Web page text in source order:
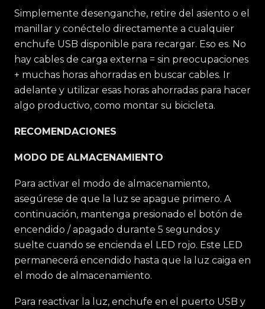
Simplemente desenganche, retire del asiento o el
manillar y conéctelo directamente a cualquier
enchufe USB disponible para recargar. Eso es. No
hay cables de carga externa = sin preocupaciones
+ muchas horas ahorradas en buscar cables. Ir
adelante y utilizar esas horas ahorradas para hacer
algo productivo, como montar su bicicleta.
RECOMENDACIONES
MODO DE ALMACENAMIENTO
Para activar el modo de almacenamiento,
asegúrese de que la luz se apague primero. A
continuación, mantenga presionado el botón de
encendido / apagado durante 5 segundos y
suelte cuando se encienda el LED rojo. Este LED
permanecerá encendido hasta que la luz caiga en
el modo de almacenamiento.
Para reactivar la luz, enchufe en el puerto USB y